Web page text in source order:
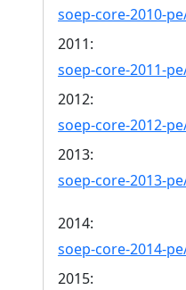
soep-core-2010-
2011:
soep-core-2011-
2012:
soep-core-2012-
2013:
soep-core-2013-
2014:
soep-core-2014-
2015: